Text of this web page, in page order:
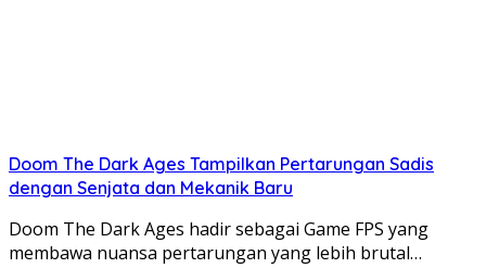
Doom The Dark Ages Tampilkan Pertarungan Sadis
dengan Senjata dan Mekanik Baru
Doom The Dark Ages hadir sebagai Game FPS yang
membawa nuansa pertarungan yang lebih brutal…